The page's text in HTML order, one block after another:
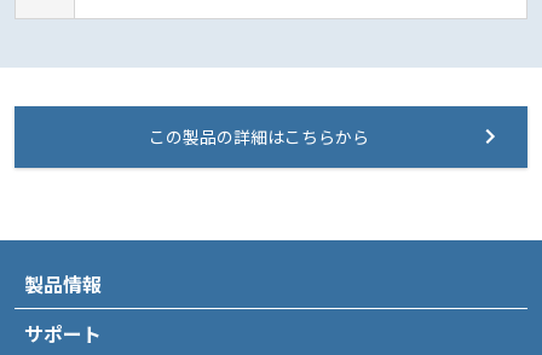
この製品の詳細はこちらから
製品情報
サポート